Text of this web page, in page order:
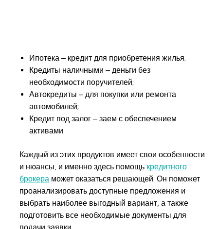
Ипотека – кредит для приобретения жилья;
Кредиты наличными – деньги без
необходимости поручителей;
Автокредиты – для покупки или ремонта
автомобилей;
Кредит под залог – заем с обеспечением
активами.
Каждый из этих продуктов имеет свои особенности
и нюансы, и именно здесь помощь кредитного
брокера может оказаться решающей. Он поможет
проанализировать доступные предложения и
выбрать наиболее выгодный вариант, а также
подготовить все необходимые документы для